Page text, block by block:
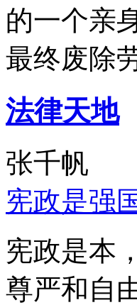
的一个亲
最终废除
法律天地
张千帆
宪政是强
宪政是本
尊严和自